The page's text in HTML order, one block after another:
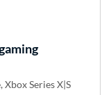
Series X|S